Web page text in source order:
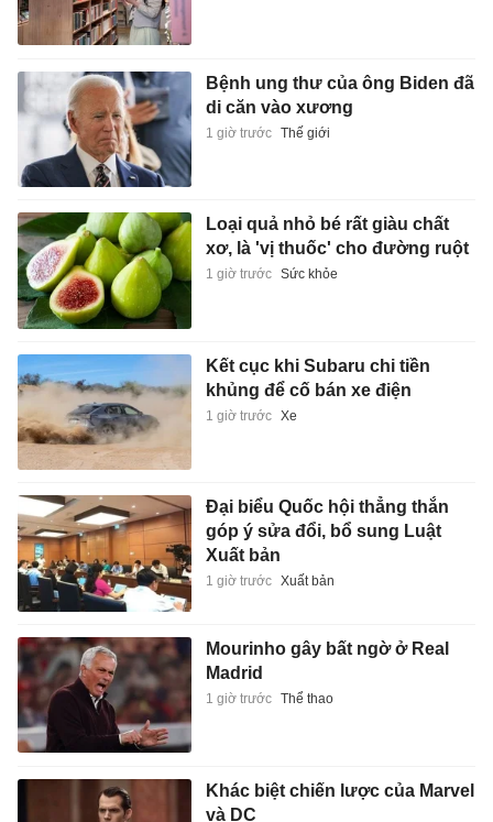
Bệnh ung thư của ông Biden đã
di căn vào xương
1 giờ trước Thế giới
Loại quả nhỏ bé rất giàu chất
xơ, là 'vị thuốc' cho đường ruột
1 giờ trước Sức khỏe
Kết cục khi Subaru chi tiền
khủng để cố bán xe điện
1 giờ trước Xe
Đại biểu Quốc hội thẳng thắn
góp ý sửa đổi, bổ sung Luật
Xuất bản
1 giờ trước Xuất bản
Mourinho gây bất ngờ ở Real
Madrid
1 giờ trước Thể thao
Khác biệt chiến lược của Marvel
và DC